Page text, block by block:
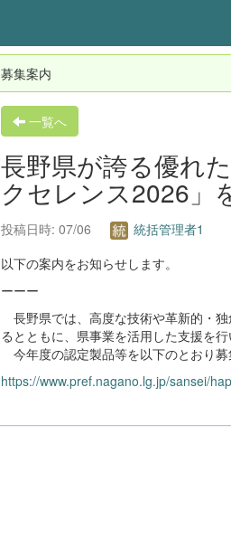
募集案内
一覧へ
長野県が誇る優れ
クセレンス2026」
投稿日時: 07/06
統括管理者1
以下の案内をお知らせします。
ーーー
長野県では、高度な技術や革新的・
るとともに、県事業を活用した支援を
今年度の認定製品等を以下のとおり募
https://www.pref.nagano.lg.jp/sansei/